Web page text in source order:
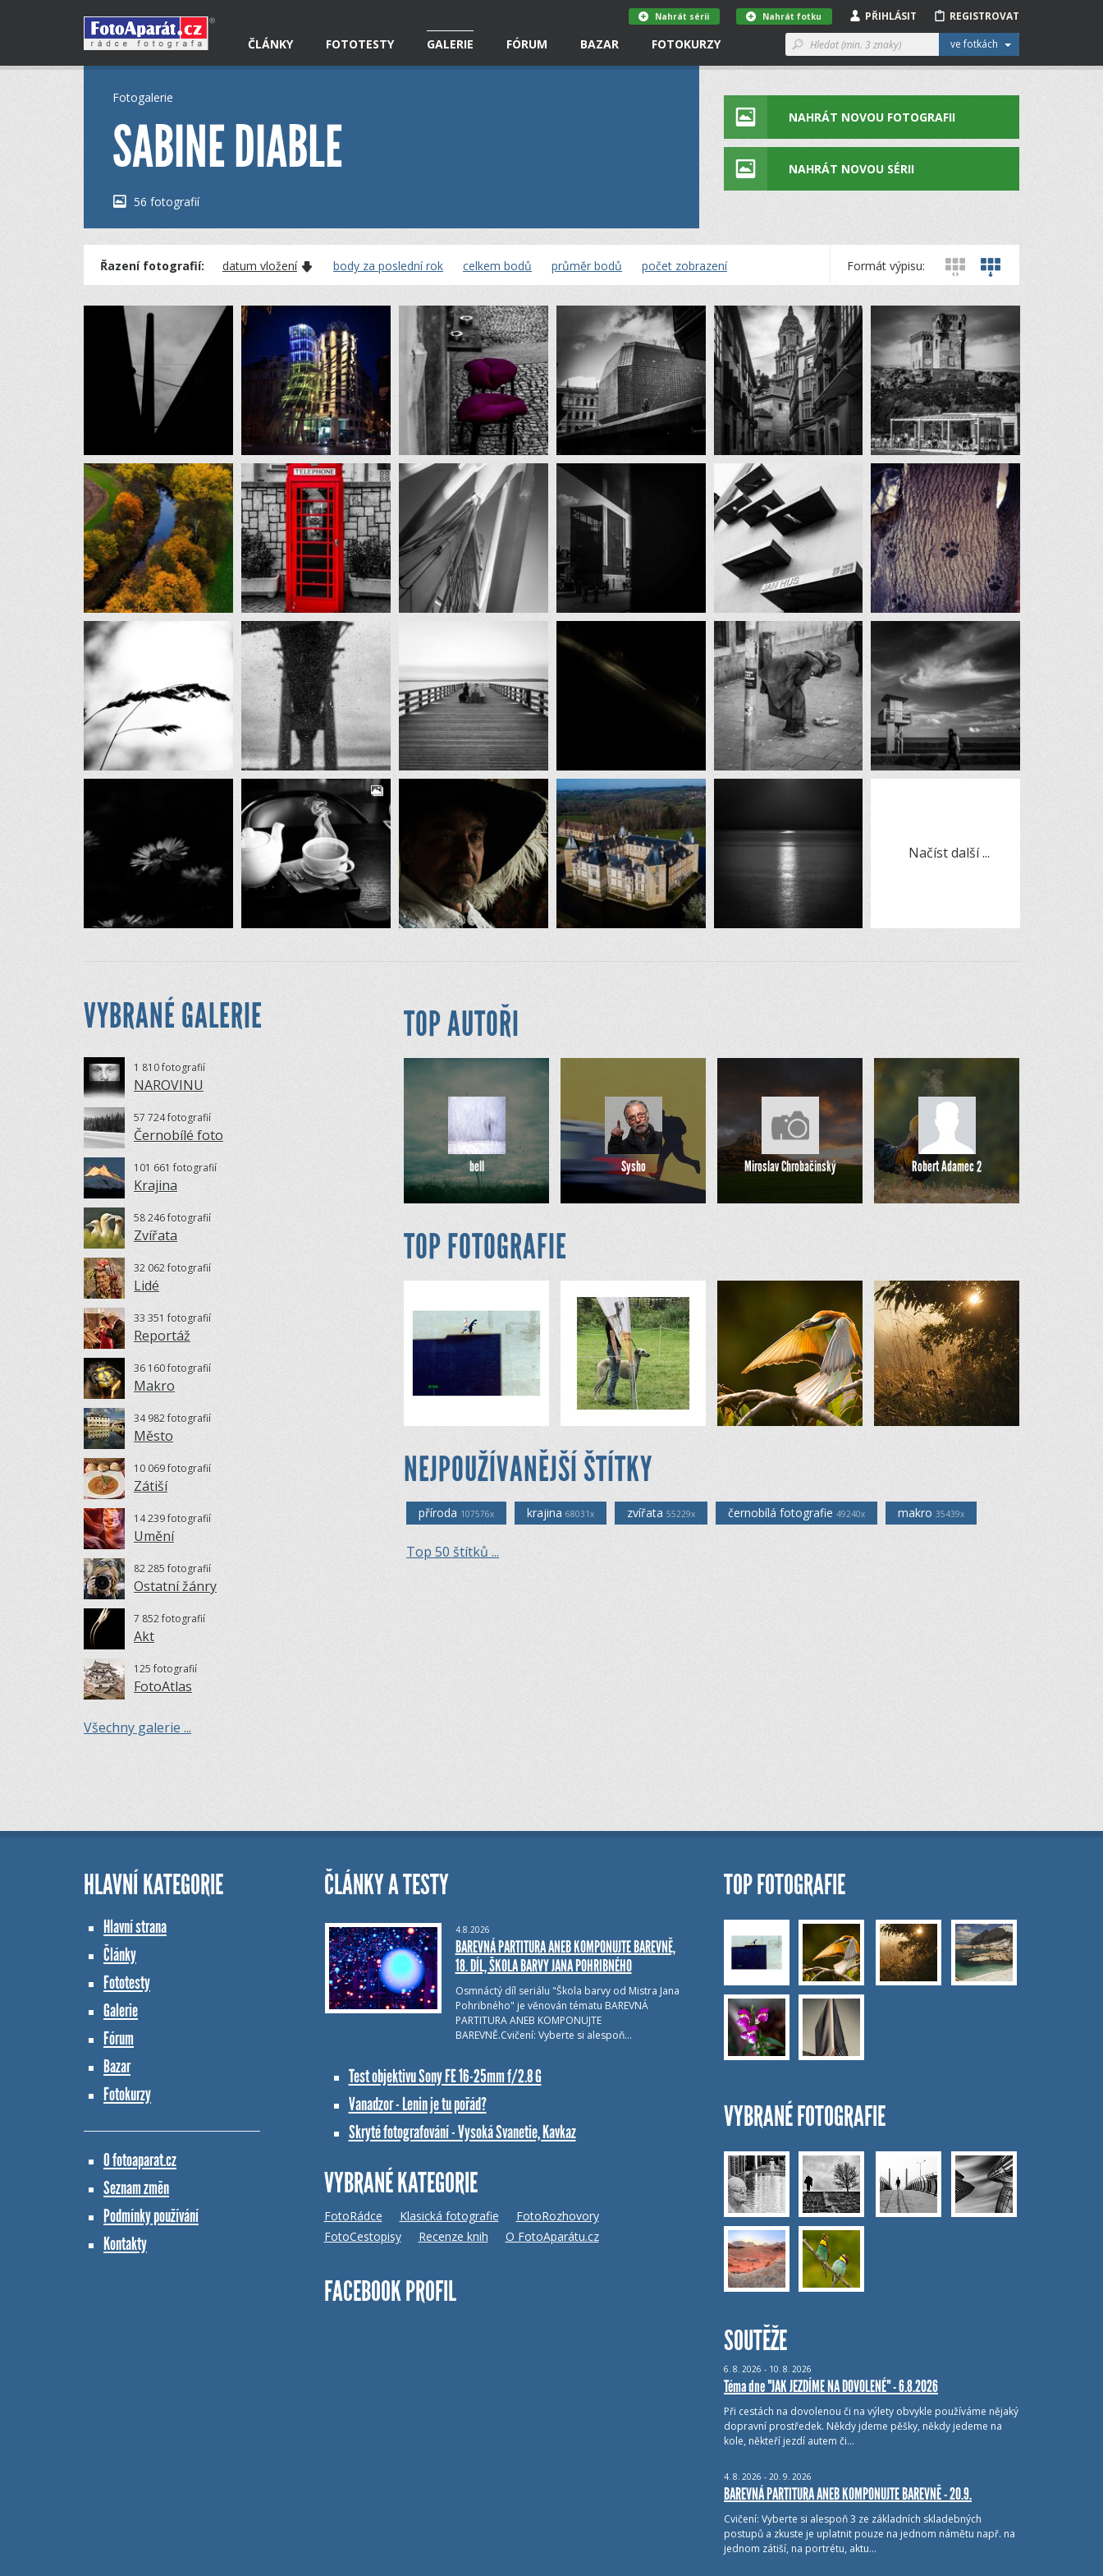
ČLÁNKY FOTOTESTY GALERIE FÓRUM BAZAR FOTOKURZY ve fotkách
REGISTROVAT
PŘIHLÁSIT
Nahrát fotku
Nahrát sérii
Fotogalerie
SABINE DIABLE
56 fotografií
NAHRÁT NOVOU FOTOGRAFII
NAHRÁT NOVOU SÉRII
Řazení fotografií: datum vložení body za poslední rok celkem bodů průměr bodů počet zobrazení Formát výpisu:
Načíst další ...
VYBRANÉ GALERIE
1 810 fotografií
NAROVINU
57 724 fotografií
Černobílé foto
101 661 fotografií
Krajina
58 246 fotografií
Zvířata
32 062 fotografií
Lidé
33 351 fotografií
Reportáž
36 160 fotografií
Makro
34 982 fotografií
Město
10 069 fotografií
Zátiší
14 239 fotografií
Umění
82 285 fotografií
Ostatní žánry
7 852 fotografií
Akt
125 fotografií
FotoAtlas
Všechny galerie ...
TOP AUTOŘI
bell Sysho Miroslav Chrobačinský Robert Adamec 2
TOP FOTOGRAFIE
NEJPOUŽÍVANĚJŠÍ ŠTÍTKY
příroda 107576x krajina 68031x zvířata 55229x černobílá fotografie 49240x makro 35439x
Top 50 štítků ...
HLAVNÍ KATEGORIE
Hlavní strana
Články
Fototesty
Galerie
Fórum
Bazar
Fotokurzy
O fotoaparat.cz
Seznam změn
Podmínky používání
Kontakty
ČLÁNKY A TESTY
4.8.2026
BAREVNÁ PARTITURA ANEB KOMPONUJTE BAREVNĚ,
18. DÍL, ŠKOLA BARVY JANA POHRIBNÉHO
Osmnáctý díl seriálu "Škola barvy od Mistra Jana
Pohribného" je věnován tématu BAREVNÁ
PARTITURA ANEB KOMPONUJTE
BAREVNĚ.Cvičení: Vyberte si alespoň…
Test objektivu Sony FE 16-25mm f/2.8 G
Vanadzor - Lenin je tu pořád?
Skryté fotografování - Vysoká Svanetie, Kavkaz
VYBRANÉ KATEGORIE
FotoRádce Klasická fotografie
FotoRozhovory
FotoCestopisy
Recenze knih O FotoAparátu.cz
FACEBOOK PROFIL
TOP FOTOGRAFIE
VYBRANÉ FOTOGRAFIE
SOUTĚŽE
6. 8. 2026 - 10. 8. 2026
Téma dne "JAK JEZDÍME NA DOVOLENÉ" - 6.8.2026
Při cestách na dovolenou či na výlety obvykle používáme nějaký
dopravní prostředek. Někdy jdeme pěšky, někdy jedeme na
kole, někteří jezdí autem či…
4. 8. 2026 - 20. 9. 2026
BAREVNÁ PARTITURA ANEB KOMPONUJTE BAREVNĚ - 20.9.
Cvičení: Vyberte si alespoň 3 ze základních skladebných
postupů a zkuste je uplatnit pouze na jednom námětu např. na
jednom zátiší, na portrétu, aktu…